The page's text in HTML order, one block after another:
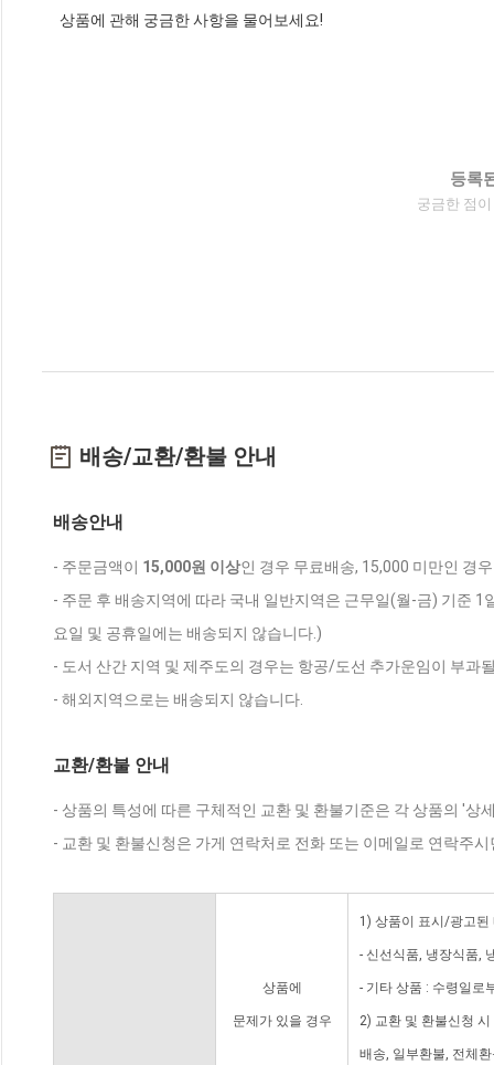
상품에 관해 궁금한 사항을 물어보세요!
등록
궁금한 점
배송/교환/환불 안내
배송안내
- 주문금액이 15,000원 이상인 경우 무료배송, 15,000 미만인 경
- 주문 후 배송지역에 따라 국내 일반지역은 근무일(월-금) 기준
요일 및 공휴일에는 배송되지 않습니다.)
- 도서 산간 지역 및 제주도의 경우는 항공/도선 추가운임이 부과
- 해외지역으로는 배송되지 않습니다.
교환/환불 안내
- 상품의 특성에 따른 구체적인 교환 및 환불기준은 각 상품의 '상
- 교환 및 환불신청은 가게 연락처로 전화 또는 이메일로 연락주
상품에
문제가 있을 경우
1) 상품이 표시/광고된
- 신선식품, 냉장식품,
- 기타 상품 : 수령일로
2) 교환 및 환불신청
배송, 일부환불, 전체